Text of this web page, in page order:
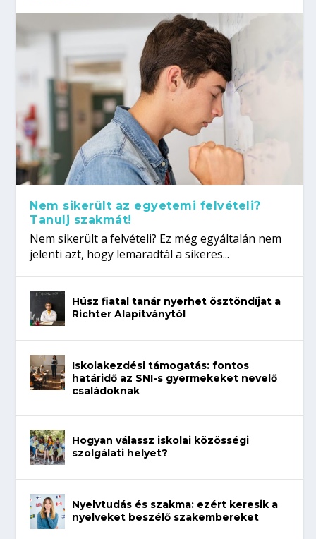
Nem sikerült az egyetemi felvételi?
Tanulj szakmát!
Nem sikerült a felvételi? Ez még egyáltalán nem
jelenti azt, hogy lemaradtál a sikeres...
Húsz fiatal tanár nyerhet ösztöndíjat a
Richter Alapítványtól
Iskolakezdési támogatás: fontos
határidő az SNI-s gyermekeket nevelő
családoknak
Hogyan válassz iskolai közösségi
szolgálati helyet?
Nyelvtudás és szakma: ezért keresik a
nyelveket beszélő szakembereket